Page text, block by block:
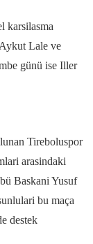
karsilasma
Lale ve
günü ise Iller
Tireboluspor
arasindaki
Baskani Yusuf
bu maça
destek